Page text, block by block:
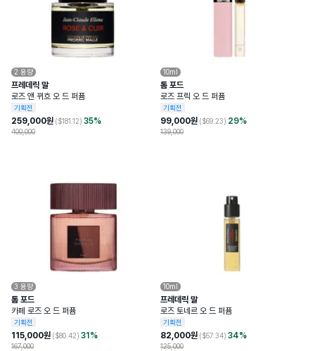
2 용량
프레데릭 말
로즈 앤 뀌흐 오 드 퍼퓸
기획전
259,000원 ($181.12) 35%
400,000
10ml
톰 포드
로즈 프릭 오 드 퍼퓸
기획전
99,000원 ($69.23) 29%
139,000
3 용량
톰 포드
카페 로즈 오 드 퍼퓸
기획전
115,000원 ($80.42) 31 %
167,000
10ml
프레데릭 말
로즈 토네르 오 드 퍼퓸
기획전
82,000원 ($57.34) 34%
125,000